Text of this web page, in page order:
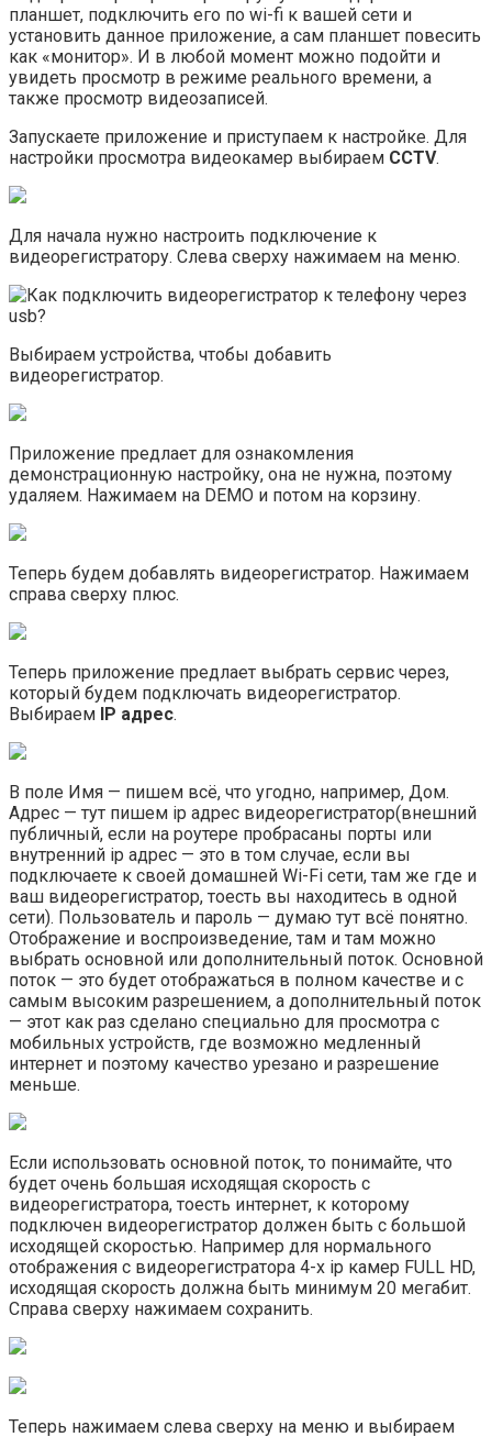
планшет, подключить его по wi-fi к вашей сети и
установить данное приложение, а сам планшет повесить
как «монитор». И в любой момент можно подойти и
увидеть просмотр в режиме реального времени, а
также просмотр видеозаписей.
Запускаете приложение и приступаем к настройке. Для
настройки просмотра видеокамер выбираем CCTV.
Для начала нужно настроить подключение к
видеорегистратору. Слева сверху нажимаем на меню.
Выбираем устройства, чтобы добавить
видеорегистратор.
Приложение предлает для ознакомления
демонстрационную настройку, она не нужна, поэтому
удаляем. Нажимаем на DEMO и потом на корзину.
Теперь будем добавлять видеорегистратор. Нажимаем
справа сверху плюс.
Теперь приложение предлает выбрать сервис через,
который будем подключать видеорегистратор.
Выбираем IP адрес.
В поле Имя — пишем всё, что угодно, например, Дом.
Адрес — тут пишем ip адрес видеорегистратор(внешний
публичный, если на роутере пробрасаны порты или
внутренний ip адрес — это в том случае, если вы
подключаете к своей домашней Wi-Fi сети, там же где и
ваш видеорегистратор, тоесть вы находитесь в одной
сети). Пользователь и пароль — думаю тут всё понятно.
Отображение и воспроизведение, там и там можно
выбрать основной или дополнительный поток. Основной
поток — это будет отображаться в полном качестве и с
самым высоким разрешением, а дополнительный поток
— этот как раз сделано специально для просмотра с
мобильных устройств, где возможно медленный
интернет и поэтому качество урезано и разрешение
меньше.
Если использовать основной поток, то понимайте, что
будет очень большая исходящая скорость с
видеорегистратора, тоесть интернет, к которому
подключен видеорегистратор должен быть с большой
исходящей скоростью. Например для нормального
отображения с видеорегистратора 4-х ip камер FULL HD,
исходящая скорость должна быть минимум 20 мегабит.
Справа сверху нажимаем сохранить.
Теперь нажимаем слева сверху на меню и выбираем